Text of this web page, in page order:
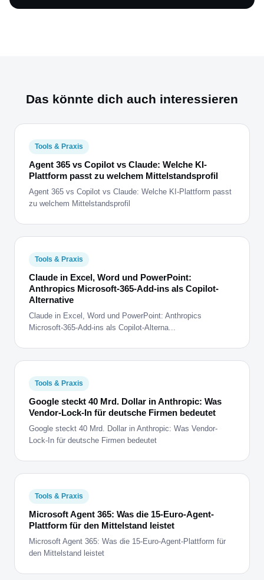
Das könnte dich auch interessieren
Tools & Praxis
Agent 365 vs Copilot vs Claude: Welche KI-
Plattform passt zu welchem Mittelstandsprofil
Agent 365 vs Copilot vs Claude: Welche KI-Plattform passt
zu welchem Mittelstandsprofil
Tools & Praxis
Claude in Excel, Word und PowerPoint:
Anthropics Microsoft-365-Add-ins als Copilot-
Alternative
Claude in Excel, Word und PowerPoint: Anthropics
Microsoft-365-Add-ins als Copilot-Alterna...
Tools & Praxis
Google steckt 40 Mrd. Dollar in Anthropic: Was
Vendor-Lock-In für deutsche Firmen bedeutet
Google steckt 40 Mrd. Dollar in Anthropic: Was Vendor-
Lock-In für deutsche Firmen bedeutet
Tools & Praxis
Microsoft Agent 365: Was die 15-Euro-Agent-
Plattform für den Mittelstand leistet
Microsoft Agent 365: Was die 15-Euro-Agent-Plattform für
den Mittelstand leistet